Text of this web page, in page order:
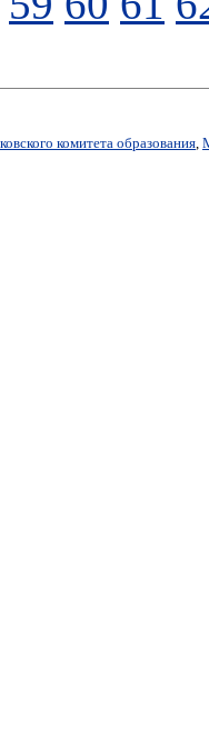
комитета образования,